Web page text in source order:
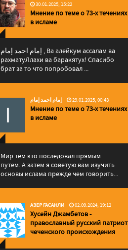
30.01.2025, 15:22
Мнение по теме о 73-х течениях
в исламе
إمام احمد إمام , Ва алейкум ассалам ва
рахматуЛлахи ва баракятух! Спасибо
брат за то что попробовал ...
إمام احمد إمام 29.01.2025, 00:43
Мнение по теме о 73-х течениях
в исламе
Мир тем кто последовал прямым
путем. А затем я советую вам изучить
основы ислама прежде чем говорить...
АЗЕР ГАСАНЛИ 02.09.2024, 19:12
Хусейн Джамбетов -
православный русский патриот
чеченского происхождения